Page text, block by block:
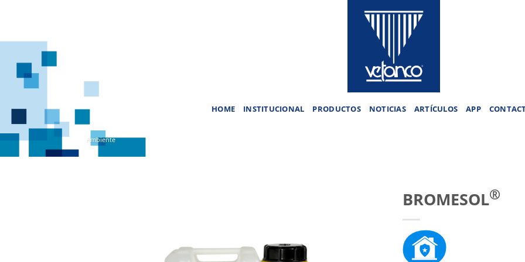
HOME INSTITUCIONAL PRODUCTOS NOTICIAS ARTÍCULOS APP
Ambiente
BROMESOL®